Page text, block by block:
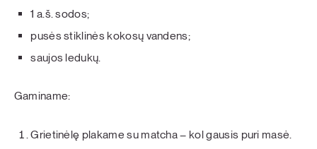
1 a.š. sodos;
pusės stiklinės kokosų vandens;
saujos ledukų.
Gaminame:
Grietinėlę plakame su matcha – kol gausis puri masė.